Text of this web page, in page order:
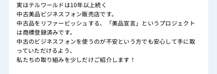
実はテルワールドは10年以上続く
中古美品ビジネスフォン販売店です。
中古品をリファービッシュする、「美品宣言」というプロジェクト
は商標登録済みです。
中古のビジネスフォンを使うのが不安という方でも安心して手に取
っていただけるよう、
私たちの取り組みを少しだけご紹介します！